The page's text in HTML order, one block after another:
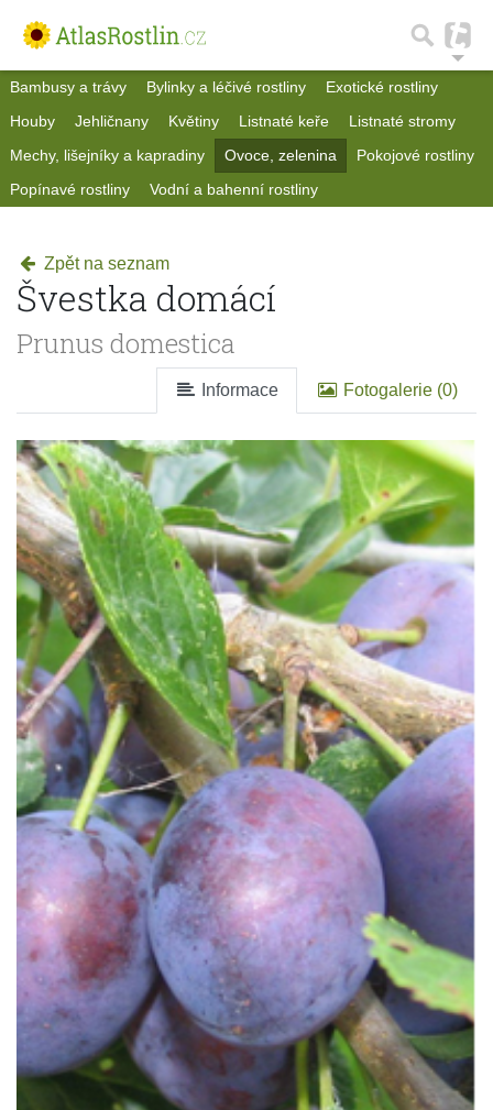
Bambusy a trávy Bylinky a léčivé rostliny
Exotické rostliny
Houby
Jehličnany Květiny Listnaté keře
Listnaté stromy
Mechy, lišejníky a kapradiny
Ovoce, zelenina
Pokojové rostliny
Popínavé rostliny
Vodní a bahenní rostliny
Zpět na seznam
Švestka domácí
Prunus domestica
Informace Fotogalerie (0)